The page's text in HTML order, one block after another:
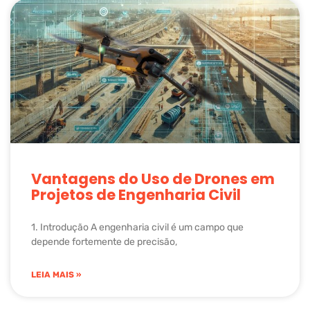
Vantagens do Uso de Drones em
Projetos de Engenharia Civil
1. Introdução A engenharia civil é um campo que
depende fortemente de precisão,
LEIA MAIS »